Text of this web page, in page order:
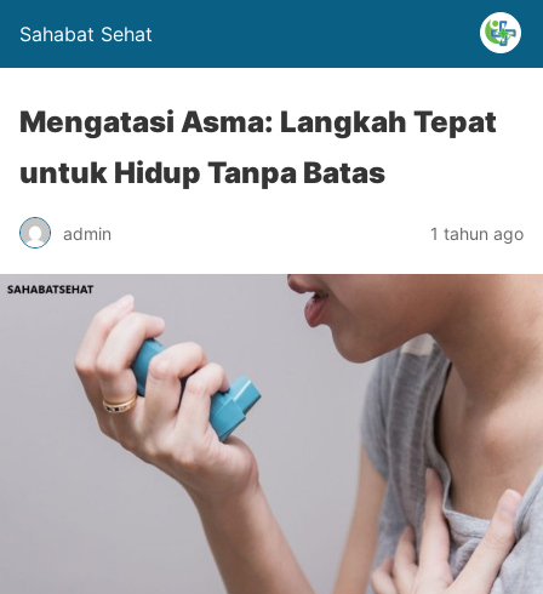
Sahabat Sehat
Mengatasi Asma: Langkah Tepat
untuk Hidup Tanpa Batas
admin 1 tahun ago